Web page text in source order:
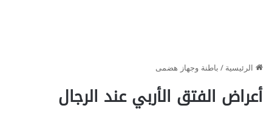
الرئيسية/باطنة وجهاز هضمى
أعراض الفتق الأربي عند الرجال